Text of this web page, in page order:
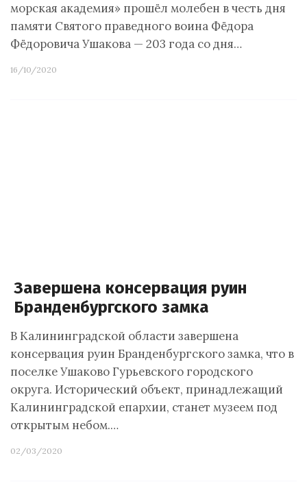
морская академия» прошёл молебен в честь дня
памяти Святого праведного воина Фёдора
Фёдоровича Ушакова — 203 года со дня…
16/10/2020
Завершена консервация руин
Бранденбургского замка
В Калининградской области завершена
консервация руин Бранденбургского замка, что в
поселке Ушаково Гурьевского городского
округа. Исторический объект, принадлежащий
Калининградской епархии, станет музеем под
открытым небом.…
02/03/2020